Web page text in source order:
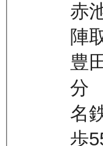
赤
陣
豊
分
名
歩